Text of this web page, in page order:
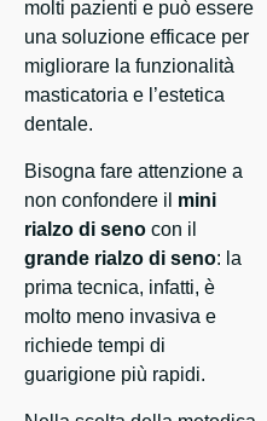
molti pazienti e può essere
una soluzione efficace per
migliorare la funzionalità
masticatoria e l’estetica
dentale.
Bisogna fare attenzione a
non confondere il mini
rialzo di seno con il
grande rialzo di seno: la
prima tecnica, infatti, è
molto meno invasiva e
richiede tempi di
guarigione più rapidi.